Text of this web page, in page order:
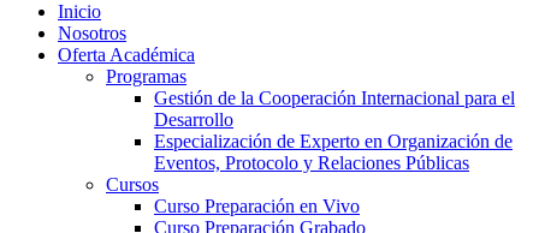
Inicio
Nosotros
Oferta Académica
Programas
Gestión de la Cooperación Internacional para el
Desarrollo
Especialización de Experto en Organización de
Eventos, Protocolo y Relaciones Públicas
Cursos
Curso Preparación en Vivo
Curso Preparación Grabado